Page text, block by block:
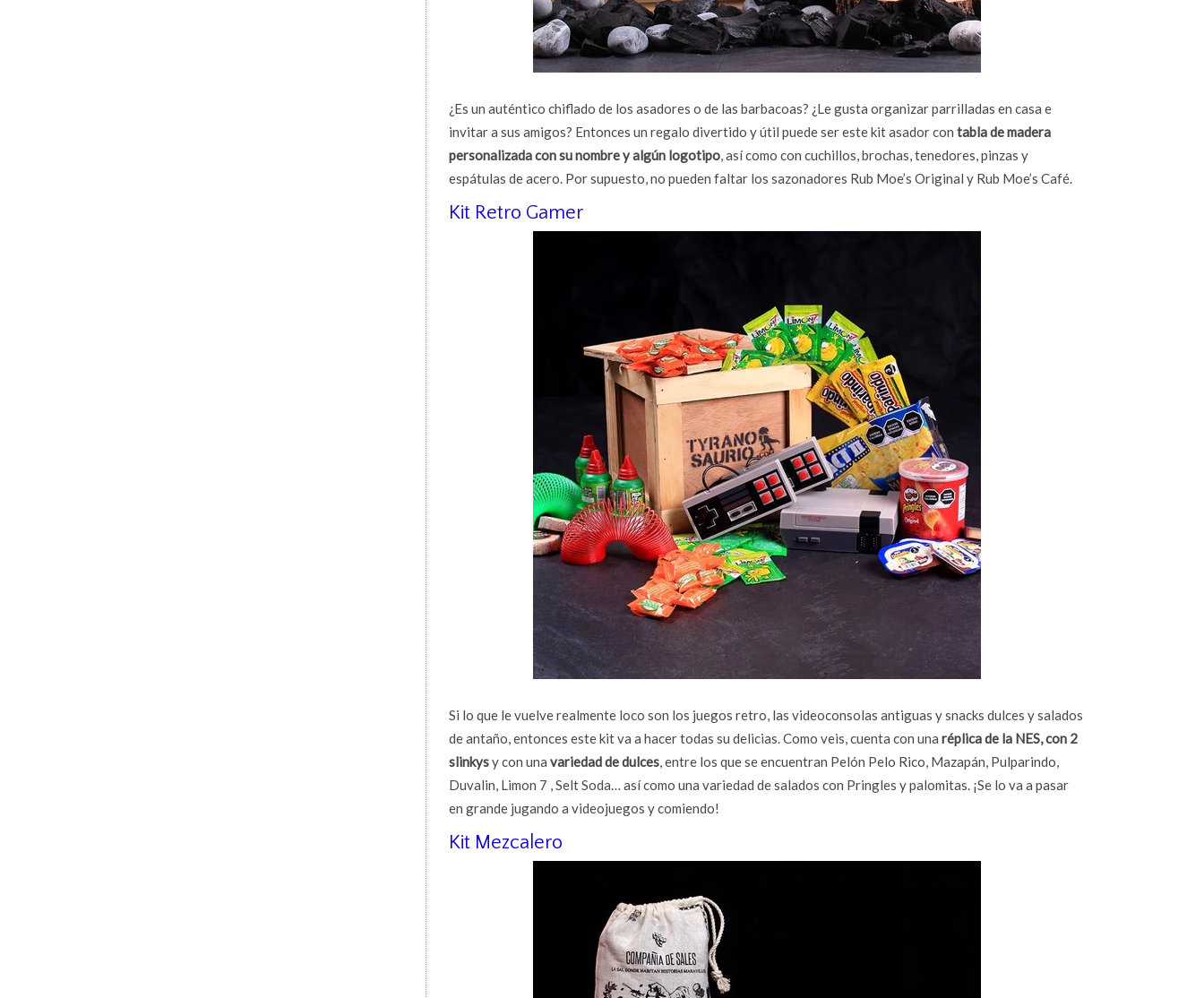
¿Es un auténtico chiflado de los asadores o de las barbacoas? ¿Le gusta organizar parrilladas en casa e
invitar a sus amigos? Entonces un regalo divertido y útil puede ser este kit asador con tabla de madera
personalizada con su nombre y algún logotipo, así como con cuchillos, brochas, tenedores, pinzas y
espátulas de acero. Por supuesto, no pueden faltar los sazonadores Rub Moe’s Original y Rub Moe’s Café.
Kit Retro Gamer
Si lo que le vuelve realmente loco son los juegos retro, las videoconsolas antiguas y snacks dulces y salados
de antaño, entonces este kit va a hacer todas su delicias. Como veis, cuenta con una réplica de la NES, con 2
slinkysy con una variedad de dulces, entre los que se encuentran Pelón Pelo Rico, Mazapán, Pulparindo,
Duvalin, Limon 7 , Selt Soda… así como una variedad de salados con Pringles y palomitas. ¡Se lo va a pasar
en grande jugando a videojuegos y comiendo!
Kit Mezcalero